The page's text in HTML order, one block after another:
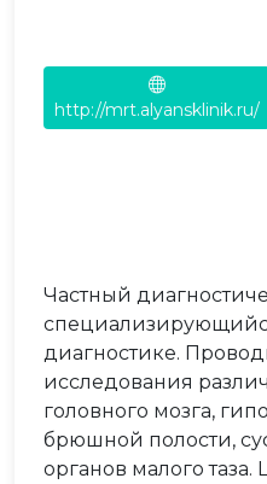
http://mrt.alyansklinik.ru/
Частный
диагностике.
исследования
головного мозга,
брюшной полости,
органов малого